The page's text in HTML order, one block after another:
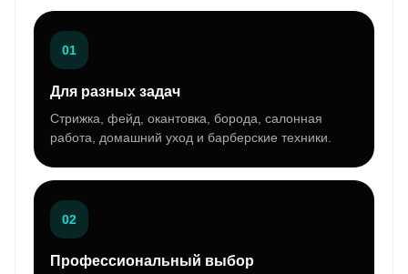
01
Для разных задач
Стрижка, фейд, окантовка, борода, салонная
работа, домашний уход и барберские техники.
02
Профессиональный выбор